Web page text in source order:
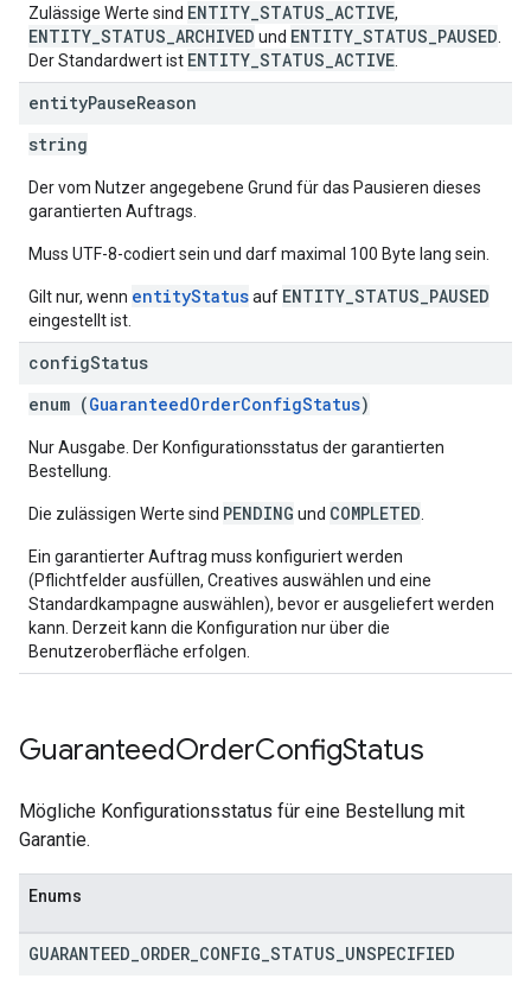
Zulässige Werte sind ENTITY_STATUS_ACTIVE,
ENTITY_STATUS_ARCHIVED und ENTITY_STATUS_PAUSED
Der Standardwert ist ENTITY_STATUS_ACTIVE
entityPauseReason
string
Der vom Nutzer angegebene Grund für das Pausieren dieses
garantierten Auftrags.
Muss UTF-8-codiert sein und darf maximal 100 Byte lang sein.
Gilt nur, wenn entityStatusauf ENTITY_STATUS_PAUSED
eingestellt ist.
configStatus
enum (GuaranteedOrderConfigStatus)
Nur Ausgabe. Der Konfigurationsstatus der garantierten
Bestellung.
Die zulässigen Werte sind PENDING und COMPLETED
Ein garantierter Auftrag muss konfiguriert werden
(Pflichtfelder ausfüllen, Creatives auswählen und eine
Standardkampagne auswählen), bevor er ausgeliefert werden
kann. Derzeit kann die Konfiguration nur über die
Benutzeroberfläche erfolgen.
GuaranteedOrderConfigStatus
Mögliche Konfigurationsstatus für eine Bestellung mit
Garantie.
Enums
GUARANTEED ORDER CONFIG STATUS UNSPECIFIED